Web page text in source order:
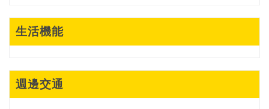
生活機能
週邊交通